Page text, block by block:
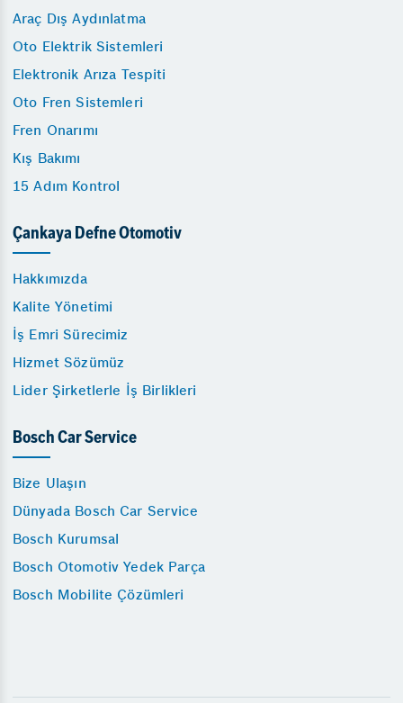
Araç Dış Aydınlatma
Oto Elektrik Sistemleri
Elektronik Arıza Tespiti
Oto Fren Sistemleri
Fren Onarımı
Kış Bakımı
15 Adım Kontrol
Çankaya Defne Otomotiv
Hakkımızda
Kalite Yönetimi
İş Emri Sürecimiz
Hizmet Sözümüz
Lider Şirketlerle İş Birlikleri
Bosch Car Service
Bize Ulaşın
Dünyada Bosch Car Service
Bosch Kurumsal
Bosch Otomotiv Yedek Parça
Bosch Mobilite Çözümleri